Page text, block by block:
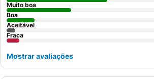
espetaculares vistas para o mar.
Muito boa
Boa
Aceitável
Fraca
Mostrar avaliações